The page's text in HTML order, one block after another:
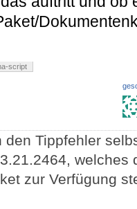
script
den Tippfehler
zur Verfügung